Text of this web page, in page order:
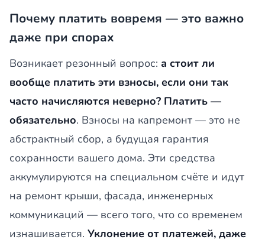
Почему платить вовремя — это важно
даже при спорах
Возникает резонный вопрос: а стоит ли
вообще платить эти взносы, если они так
часто начисляются неверно? Платить —
обязательно. Взносы на капремонт — это не
абстрактный сбор, а будущая гарантия
сохранности вашего дома. Эти средства
аккумулируются на специальном счёте и идут
на ремонт крыши, фасада, инженерных
коммуникаций — всего того, что со временем
изнашивается. Уклонение от платежей, даже